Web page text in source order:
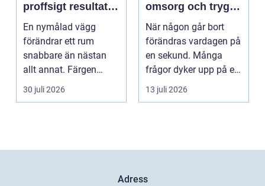
proffsigt resultat
hemma
En nymålad vägg
förändrar ett rum
snabbare än nästan
allt annat. Färgen
påverkar hur vi
upplever lju...
30 juli 2026
omsorg och trygg
vägledning
När någon går bort
förändras vardagen på
en sekund. Många
frågor dyker upp på en
gång: Vad händer nu...
13 juli 2026
Adress